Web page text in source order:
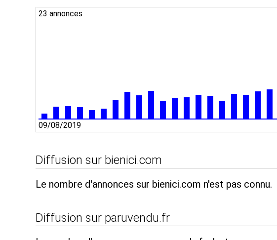
23 annonces
09/08/2019
Diffusion sur bienici.com
Le nombre d'annonces sur bienici.com n'est pas connu.
Diffusion sur paruvendu.fr